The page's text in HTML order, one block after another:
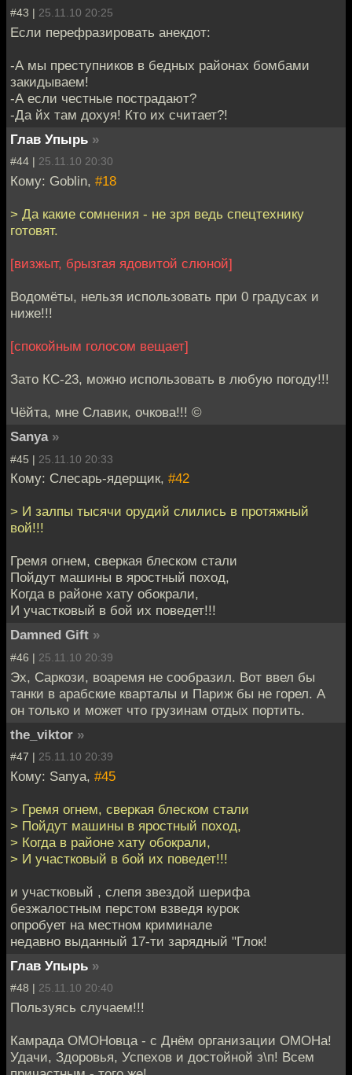
#43 | 25.11.10 20:25
Если перефразировать анекдот:
-А мы преступников в бедных районах бомбами
закидываем!
-А если честные пострадают?
-Да йх там дохуя! Кто их считает?!
Глав Упырь »
#44 | 25.11.10 20:30
Кому: Goblin, #18
> Да какие сомнения - не зря ведь спецтехнику
готовят.
[визжыт, брызгая ядовитой слюной]
Водомёты, нельзя использовать при 0 градусах и
ниже!!!
[спокойным голосом вещает]
Зато КС-23, можно использовать в любую погоду!!!
Чёйта, мне Славик, очкова!!! ©
Sanya »
#45 | 25.11.10 20:33
Кому: Слесарь-ядерщик, #42
> И залпы тысячи орудий слились в протяжный
вой!!!
Гремя огнем, сверкая блеском стали
Пойдут машины в яростный поход,
Когда в районе хату обокрали,
И участковый в бой их поведет!!!
Damned Gift »
#46 | 25.11.10 20:39
Эх, Саркози, воаремя не сообразил. Вот ввел бы
танки в арабские кварталы и Париж бы не горел. А
он только и может что грузинам отдых портить.
the_viktor »
#47 | 25.11.10 20:39
Кому: Sanya, #45
> Гремя огнем, сверкая блеском стали
> Пойдут машины в яростный поход,
> Когда в районе хату обокрали,
> И участковый в бой их поведет!!!
и участковый , слепя звездой шерифа
безжалостным перстом взведя курок
опробует на местном криминале
недавно выданный 17-ти зарядный "Глок!
Глав Упырь »
#48 | 25.11.10 20:40
Пользуясь случаем!!!
Камрада ОМОНовца - с Днём организации ОМОНа!
Удачи, Здоровья, Успехов и достойной з\п! Всем